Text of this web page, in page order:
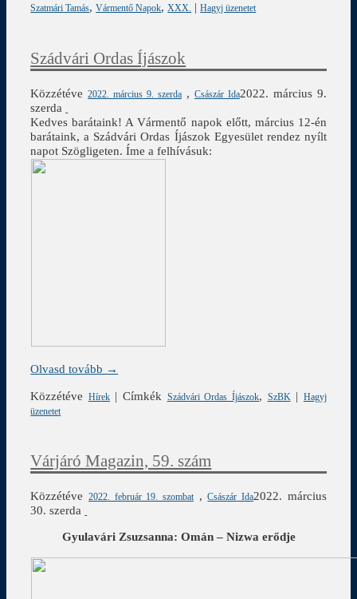
Szatmári Tamás,Vármentő Napok,XXX. |Hagyj üzenetet
Szádvári Ordas Íjászok
Közzétéve2022. március 9. szerda , Császár Ida2022. március 9.
szerda
Kedves barátaink! A Vármentő napok előtt, március 12-én
barátaink, a Szádvári Ordas Íjászok Egyesület rendez nyílt
napot Szögligeten. Íme a felhívásuk:
Olvasd tovább →
Közzétéve
Hírek|Címkék Szádvári Ordas Íjászok, SzBK |
Hagyj
üzenetet
Várjáró Magazin, 59. szám
Közzétéve 2022. február 19. szombat ,Császár Ida2022. március
30. szerda
Gyulavári Zsuzsanna: Omán – Nizwa erődje